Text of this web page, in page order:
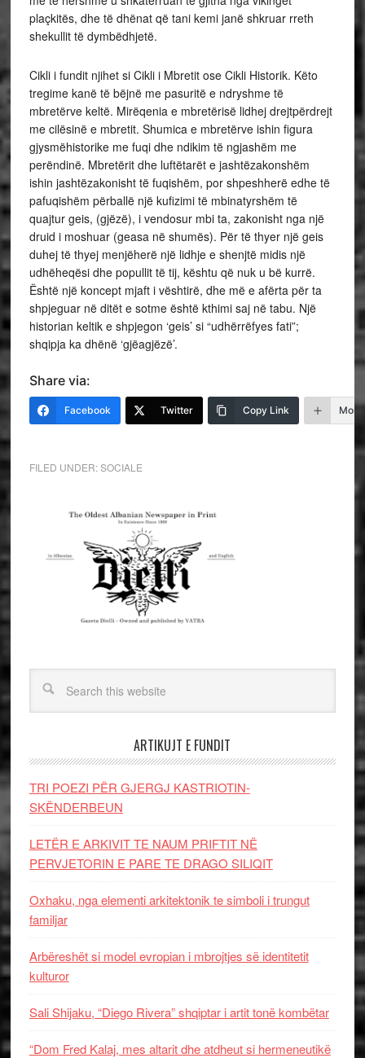
plaçkitës, dhe të dhënat që tani kemi janë shkruar rreth
shekullit të dymbëdhjetë.
Cikli i fundit njihet si Cikli i Mbretit ose Cikli Historik. Këto
tregime kanë të bëjnë me pasuritë e ndryshme të
mbretërve keltë. Mirëqenia e mbretërisë lidhej drejtpërdrejt
me cilësinë e mbretit. Shumica e mbretërve ishin figura
gjysmëhistorike me fuqi dhe ndikim të ngjashëm me
perëndinë. Mbretërit dhe luftëtarët e jashtëzakonshëm
ishin jashtëzakonisht të fuqishëm, por shpeshherë edhe të
pafuqishëm përballë një kufizimi të mbinatyrshëm të
quajtur geis, (gjëzë), i vendosur mbi ta, zakonisht nga një
druid i moshuar (geasa në shumës). Për të thyer një geis
duhej të thyej menjëherë një lidhje e shenjtë midis një
udhëheqësi dhe popullit të tij, kështu që nuk u bë kurrë.
Është një koncept mjaft i vështirë, dhe më e afërta për ta
shpjeguar në ditët e sotme është kthimi saj në tabu. Një
historian keltik e shpjegon ‘geis’ si “udhërrëfyes fati”;
shqipja ka dhënë ‘gjëagjëzë’.
Share via:
Facebook Twitter Copy Link More
FILED UNDER:SOCIALE
ARTIKUJT E FUNDIT
TRI POEZI PËR GJERGJ KASTRIOTIN-
SKËNDERBEUN
LETËR E ARKIVIT TE NAUM PRIFTIT NË
PERVJETORIN E PARE TE DRAGO SILIQIT
Oxhaku, nga elementi arkitektonik te simboli i trungut
familjar
Arbëreshët si model evropian i mbrojtjes së identitetit
kulturor
Sali Shijaku, “Diego Rivera” shqiptar i artit tonë kombëtar
“Dom Fred Kalaj, mes altarit dhe atdheut si hermeneutikë